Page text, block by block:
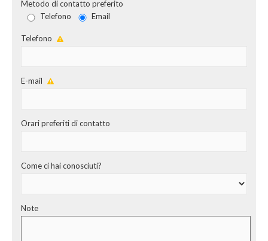
Metodo di contatto preferito
Telefono
Email
Telefono
E-mail
Orari preferiti di contatto
Come ci hai conosciuti?
Note